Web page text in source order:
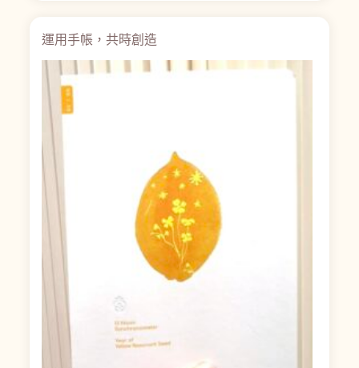
運用手帳，共時創造